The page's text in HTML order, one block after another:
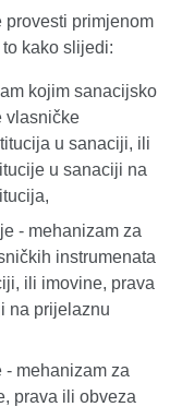
provesti primjenom
kako slijedi:
kojim sanacijsko
vlasničke
u sanaciji, ili
u sanaciji na
- mehanizam za
instrumenata
ili imovine, prava
na prijelaznu
mehanizam za
prava ili obveza